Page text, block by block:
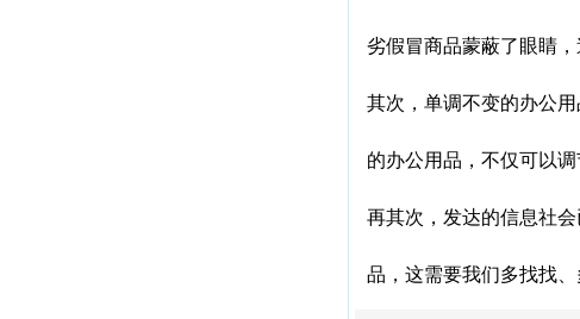
劣假冒商品蒙蔽了眼睛
其次，单调不变的办公
的办公用品，不仅可以
再其次，发达的信息社
品，这需要我们多找找